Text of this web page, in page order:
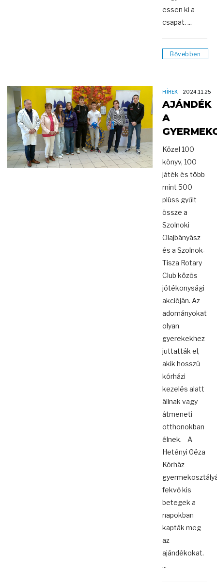
essen ki a
csapat. ...
Bővebben
HÍREK 2024.11.25
AJÁNDÉK
A
Közel 100
könyv, 100
játék és több
mint 500
plüss gyűlt
össze a
Szolnoki
Olajbányász
és a Szolnok-
Tisza Rotary
Club közös
jótékonysági
akcióján. Az
adományokat
olyan
gyerekekhez
juttatták el,
akik hosszú
kórházi
kezelés alatt
állnak vagy
átmeneti
otthonokban
élnek. A
Hetényi Géza
Kórház
fekvő kis
betegek a
napokban
kapták meg
az
ajándékokat.
...